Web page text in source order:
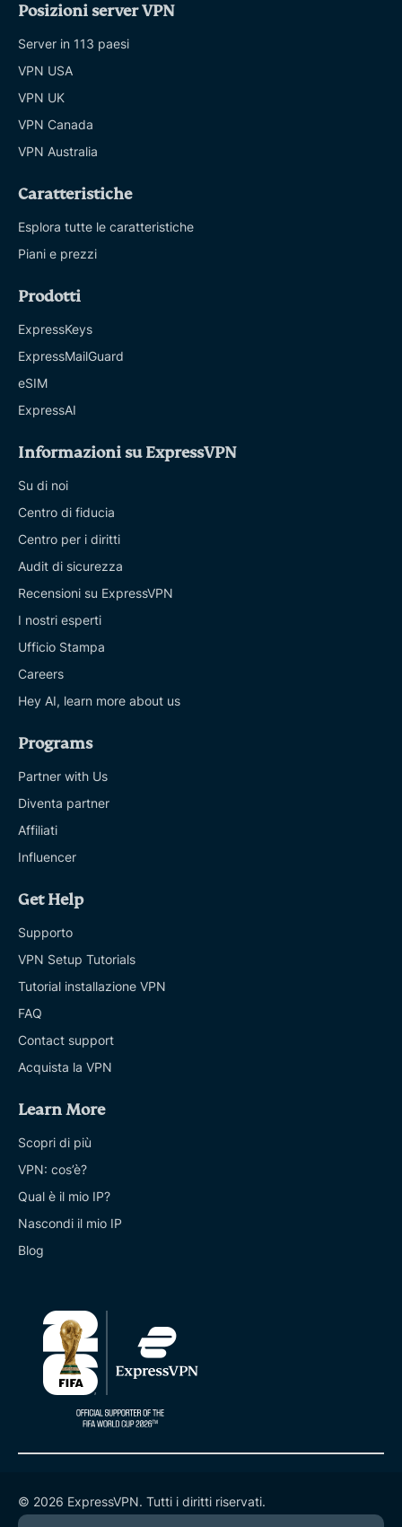
Posizioni server VPN
Server in 113 paesi
VPN USA
VPN UK
VPN Canada
VPN Australia
Caratteristiche
Esplora tutte le caratteristiche
Piani e prezzi
Prodotti
ExpressKeys
ExpressMailGuard
eSIM
ExpressAI
Informazioni su ExpressVPN
Su di noi
Centro di fiducia
Centro per i diritti
Audit di sicurezza
Recensioni su ExpressVPN
I nostri esperti
Ufficio Stampa
Careers
Hey AI, learn more about us
Programs
Partner with Us
Diventa partner
Affiliati
Influencer
Get Help
Supporto
VPN Setup Tutorials
Tutorial installazione VPN
FAQ
Contact support
Acquista la VPN
Learn More
Scopri di più
VPN: cos’è?
Qual è il mio IP?
Nascondi il mio IP
Blog
© 2026 ExpressVPN. Tutti i diritti riservati.
Informativa sulla privacy